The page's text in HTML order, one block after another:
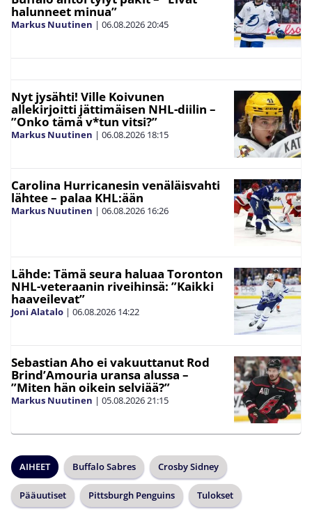
halunneet minua”
Markus Nuutinen | 06.08.202620:45
Nyt jysähti! Ville Koivunen
allekirjoitti jättimäisen NHL-diilin –
”Onko tämä v*tun vitsi?”
Markus Nuutinen | 06.08.2026 18:15
Carolina Hurricanesin venäläisvahti
lähtee – palaa KHL:ään
Markus Nuutinen | 06.08.2026 16:26
Lähde: Tämä seura haluaa Toronton
NHL-veteraanin riveihinsä: ”Kaikki
haaveilevat”
Joni Alatalo | 06.08.2026 14:22
Sebastian Aho ei vakuuttanut Rod
Brind’Amouria uransa alussa –
”Miten hän oikein selviää?”
Markus Nuutinen | 05.08.202621:15
AIHEET Buffalo Sabres Crosby Sidney
Pääuutiset Pittsburgh Penguins Tulokset